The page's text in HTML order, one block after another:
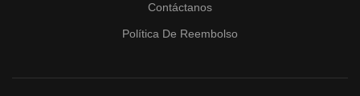
Contáctanos
Política De Reembolso